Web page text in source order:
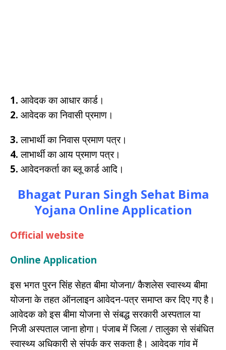
1. आवेदक का आधार कार्ड।
2. आवेदक का निवासी प्रमाण।
3. लाभार्थी का निवास प्रमाण पत्र।
4. लाभार्थी का आय प्रमाण पत्र।
5. आवेदनकर्ता का ब्लू कार्ड आदि।
Bhagat Puran Singh Sehat Bima
Yojana Online Application
Official website
Online Application
इस भगत पुरन सिंह सेहत बीमा योजना/ कैशलेस स्वास्थ्य बीमा
योजना के तहत ऑनलाइन आवेदन-पत्र समाप्त कर दिए गए है।
आवेदक को इस बीमा योजना से संबद्ध सरकारी अस्पताल या
निजी अस्पताल जाना होगा। पंजाब में जिला / तालुका से संबंधित
स्वास्थ्य अधिकारी से संपर्क कर सकता है। आवेदक गांव में